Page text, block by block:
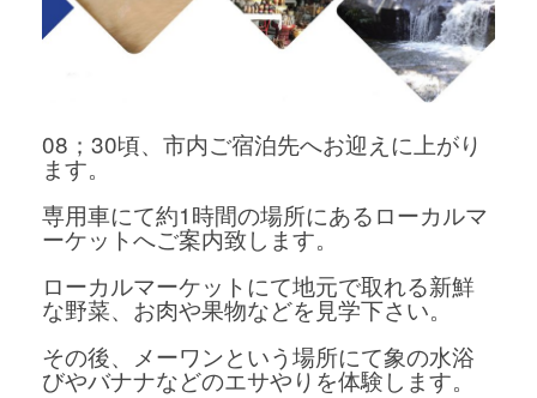
08；30頃、市内ご宿泊先へお迎えに上がり
ます。
専用車にて約1時間の場所にあるローカルマ
ーケットへご案内致します。
ローカルマーケットにて地元で取れる新鮮
な野菜、お肉や果物などを見学下さい。
その後、メーワンという場所にて象の水浴
びやバナナなどのエサやりを体験します。